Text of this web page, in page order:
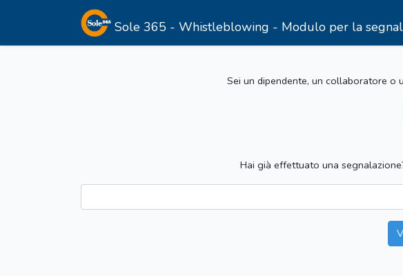
Sole 365 - Whistleblowing - Modulo per la
Sei un dipendente, un collaboratore o
Hai già effettuato una